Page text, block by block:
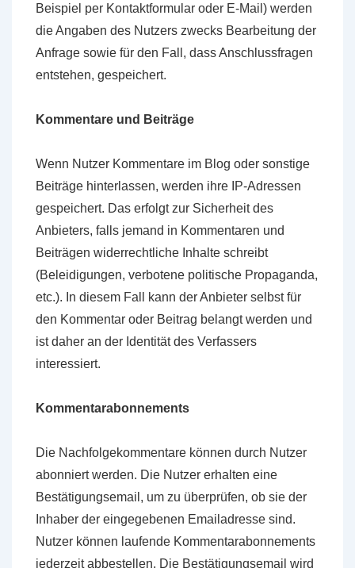
Beispiel per Kontaktformular oder E-Mail) werden
die Angaben des Nutzers zwecks Bearbeitung der
Anfrage sowie für den Fall, dass Anschlussfragen
entstehen, gespeichert.
Kommentare und Beiträge
Wenn Nutzer Kommentare im Blog oder sonstige
Beiträge hinterlassen, werden ihre IP-Adressen
gespeichert. Das erfolgt zur Sicherheit des
Anbieters, falls jemand in Kommentaren und
Beiträgen widerrechtliche Inhalte schreibt
(Beleidigungen, verbotene politische Propaganda,
etc.). In diesem Fall kann der Anbieter selbst für
den Kommentar oder Beitrag belangt werden und
ist daher an der Identität des Verfassers
interessiert.
Kommentarabonnements
Die Nachfolgekommentare können durch Nutzer
abonniert werden. Die Nutzer erhalten eine
Bestätigungsemail, um zu überprüfen, ob sie der
Inhaber der eingegebenen Emailadresse sind.
Nutzer können laufende Kommentarabonnements
jederzeit abbestellen. Die Bestätigungsemail wird